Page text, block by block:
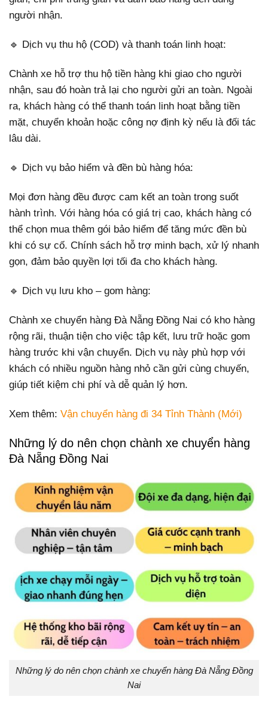
người nhận.
🔹 Dịch vụ thu hộ (COD) và thanh toán linh hoạt:
Chành xe hỗ trợ thu hộ tiền hàng khi giao cho người
nhận, sau đó hoàn trả lại cho người gửi an toàn. Ngoài
ra, khách hàng có thể thanh toán linh hoạt bằng tiền
mặt, chuyển khoản hoặc công nợ định kỳ nếu là đối tác
lâu dài.
🔹 Dịch vụ bảo hiểm và đền bù hàng hóa:
Mọi đơn hàng đều được cam kết an toàn trong suốt
hành trình. Với hàng hóa có giá trị cao, khách hàng có
thể chọn mua thêm gói bảo hiểm để tăng mức đền bù
khi có sự cố. Chính sách hỗ trợ minh bạch, xử lý nhanh
gọn, đảm bảo quyền lợi tối đa cho khách hàng.
🔹 Dịch vụ lưu kho – gom hàng:
Chành xe chuyển hàng Đà Nẵng Đồng Nai có kho hàng
rộng rãi, thuận tiện cho việc tập kết, lưu trữ hoặc gom
hàng trước khi vận chuyển. Dịch vụ này phù hợp với
khách có nhiều nguồn hàng nhỏ cần gửi cùng chuyến,
giúp tiết kiệm chi phí và dễ quản lý hơn.
Xem thêm: Vận chuyển hàng đi 34 Tỉnh Thành (Mới)
Những lý do nên chọn chành xe chuyển hàng
Đà Nẵng Đồng Nai
Những lý do nên chọn chành xe chuyển hàng Đà Nẵng Đồng
Nai